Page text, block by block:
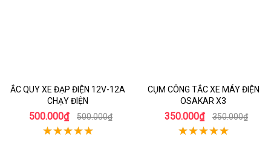
ẮC QUY XE ĐẠP ĐIỆN 12V-12A
CHẠY ĐIỆN
500.000₫ 500.000₫
CỤM CÔNG TẮC XE MÁY ĐIỆN
OSAKAR X3
350.000₫ 350.000₫